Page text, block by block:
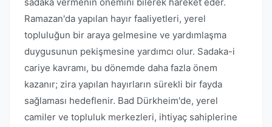
Ramazan'da yapılan hayır faaliyetleri, yerel
topluluğun bir araya gelmesine ve yardımlaşma
duygusunun pekişmesine yardımcı olur. Sadaka-i
cariye kavramı, bu dönemde daha fazla önem
kazanır; zira yapılan hayırların sürekli bir fayda
sağlaması hedeflenir. Bad Dürkheim'de, yerel
camiler ve topluluk merkezleri, ihtiyaç sahiplerine